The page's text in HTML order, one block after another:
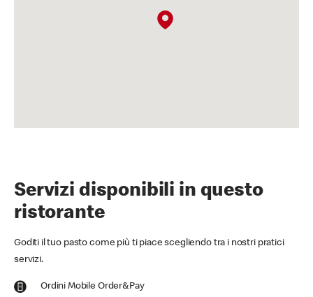
Servizi disponibili in questo
ristorante
Goditi il tuo pasto come più ti piace scegliendo tra i nostri pratici
servizi.
Ordini Mobile Order&Pay